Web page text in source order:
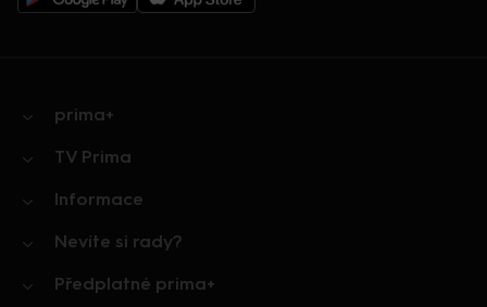
prima+
TV Prima
Informace
Nevíte si rady?
Předplatné prima+